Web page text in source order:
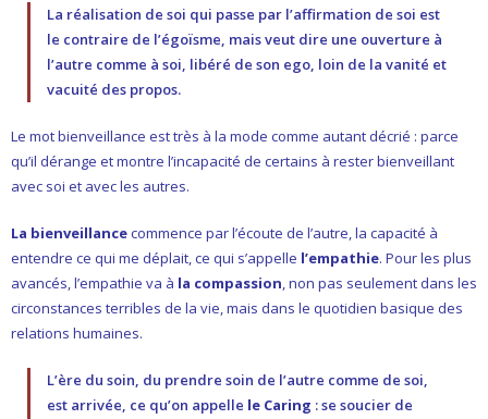
La réalisation de soi qui passe par l’affirmation de soi est
le contraire de l’égoïsme, mais veut dire une ouverture à
l’autre comme à soi, libéré de son ego, loin de la vanité et
vacuité des propos.
Le mot bienveillance est très à la mode comme autant décrié : parce
qu’il dérange et montre l’incapacité de certains à rester bienveillant
avec soi et avec les autres.
La bienveillancecommence par l’écoute de l’autre, la capacité à
entendre ce qui me déplait, ce qui s’appelle l’empathie. Pour les plus
avancés, l’empathie va à la compassion, non pas seulement dans les
circonstances terribles de la vie, mais dans le quotidien basique des
relations humaines.
L’ère du soin, du prendre soin de l’autre comme de soi,
est arrivée, ce qu’on appelle le Caring : se soucier de